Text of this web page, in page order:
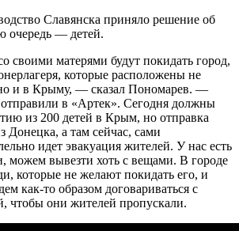
Славянска приняло решение об
очередь — детей.
своими матерями будут покидать город,
которые расположены не
и в Крыму, — сказал Пономарев. —
в «Артек». Сегодня должны
из 200 детей в Крым, но отправка
Донецка, а там сейчас, сами
идет эвакуация жителей. У нас есть
можем вывезти хоть с вещами. В городе
которые не желают покидать его, и
как-то образом договариваться с
чтобы они жителей пропускали.